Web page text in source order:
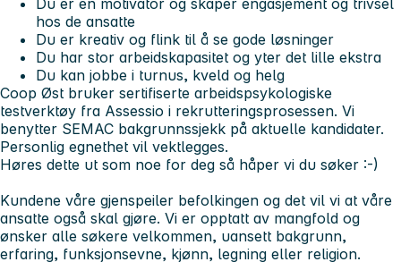
Du er en motivator og skaper engasjement og trivsel
hos de ansatte
Du er kreativ og flink til å se gode løsninger
Du har stor arbeidskapasitet og yter det lille ekstra
Du kan jobbe i turnus, kveld og helg
Coop Øst bruker sertifiserte arbeidspsykologiske
testverktøy fra Assessio i rekrutteringsprosessen. Vi
benytter SEMAC bakgrunnssjekk på aktuelle kandidater.
Personlig egnethet vil vektlegges.
Høres dette ut som noe for deg så håper vi du søker :-)
Kundene våre gjenspeiler befolkingen og det vil vi at våre
ansatte også skal gjøre. Vi er opptatt av mangfold og
ønsker alle søkere velkommen, uansett bakgrunn,
erfaring, funksjonsevne, kjønn, legning eller religion.